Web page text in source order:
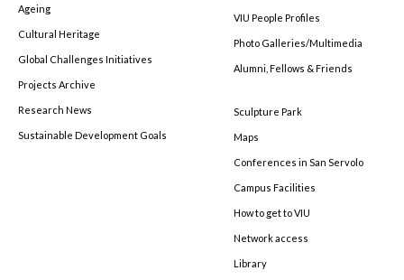
Ageing
Cultural Heritage
Global Challenges Initiatives
Projects Archive
Research News
Sustainable Development Goals
VIU People Profiles
Photo Galleries/Multimedia
Alumni, Fellows & Friends
Sculpture Park
Maps
Conferences in San Servolo
Campus Facilities
How to get to VIU
Network access
Library